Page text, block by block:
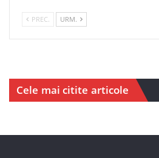
PREC. URM.
Cele mai citite articole